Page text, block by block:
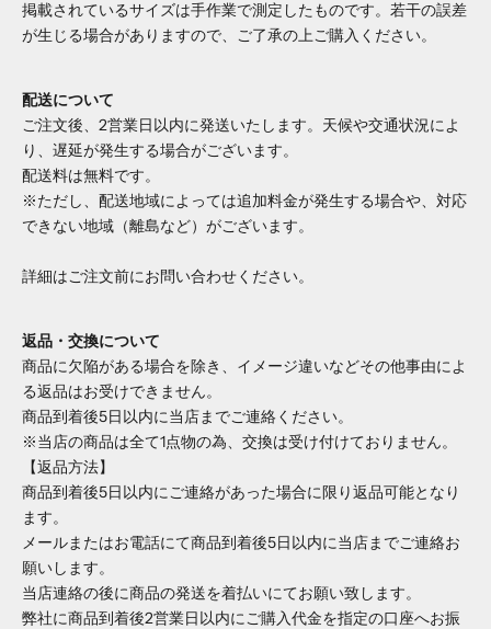
掲載されているサイズは手作業で測定したものです。若干の誤差
が生じる場合がありますので、ご了承の上ご購入ください。
配送について
ご注文後、2営業日以内に発送いたします。天候や交通状況によ
り、遅延が発生する場合がございます。
配送料は無料です。
※ただし、配送地域によっては追加料金が発生する場合や、対応
できない地域（離島など）がございます。
詳細はご注文前にお問い合わせください。
返品・交換について
商品に欠陥がある場合を除き、イメージ違いなどその他事由によ
る返品はお受けできません。
商品到着後5日以内に当店までご連絡ください。
※当店の商品は全て1点物の為、交換は受け付けておりません。
【返品方法】
商品到着後5日以内にご連絡があった場合に限り返品可能となり
ます。
メールまたはお電話にて商品到着後5日以内に当店までご連絡お
願いします。
当店連絡の後に商品の発送を着払いにてお願い致します。
弊社に商品到着後2営業日以内にご購入代金を指定の口座へお振